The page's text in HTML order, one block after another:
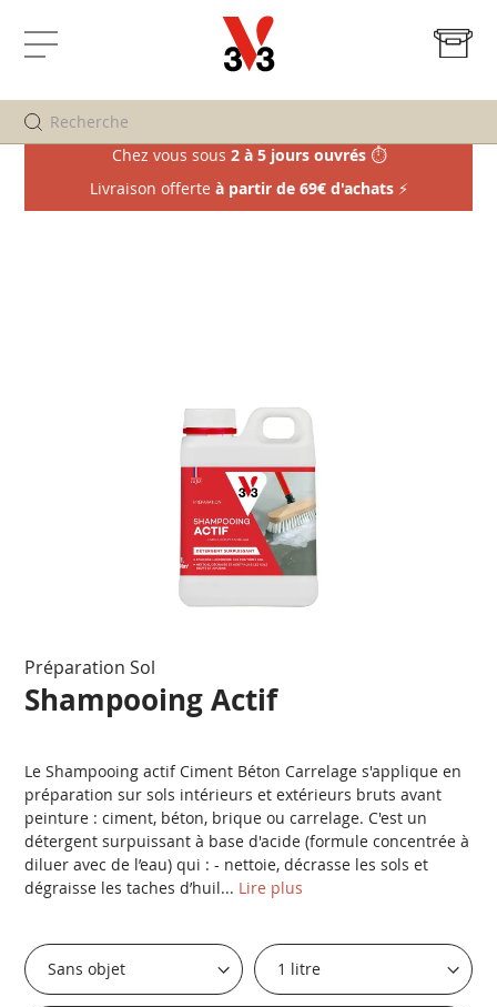
Affichage
navigation
Chez vous sous 2 à 5 jours ouvrés ⏱️
Livraison offerte à partir de 69€ d'achats ⚡
début
d’images
Préparation Sol
Shampooing Actif
Le Shampooing actif Ciment Béton Carrelage s'applique en
préparation sur sols intérieurs et extérieurs bruts avant
peinture : ciment, béton, brique ou carrelage. C'est un
détergent surpuissant à base d'acide (formule concentrée à
diluer avec de l’eau) qui : - nettoie, décrasse les sols et
dégraisse les taches d’huil... Lire plus